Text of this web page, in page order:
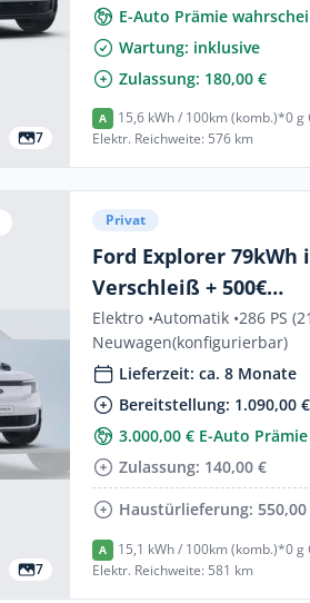
7
E-Auto Prämie
Wartung: inklusive
Zulassung: 180,00 €
A 15,6 kWh / 100km (komb.)*0 g
Elektr. Reichweite: 576 km
7
Privat
Ford Explorer
Verschleiß + 500€
Anzahlung⚡für
Elektro •Automatik •286 PS
Neuwagen(konfigurierbar)
Lieferzeit: ca. 8 Monate
Bereitstellung: 1.090,00 €
3.000,00 € E-Auto
Zulassung: 140,00 €
Haustürlieferung: 550,00
A 15,1 kWh / 100km (komb.)*0 g
Elektr. Reichweite: 581 km